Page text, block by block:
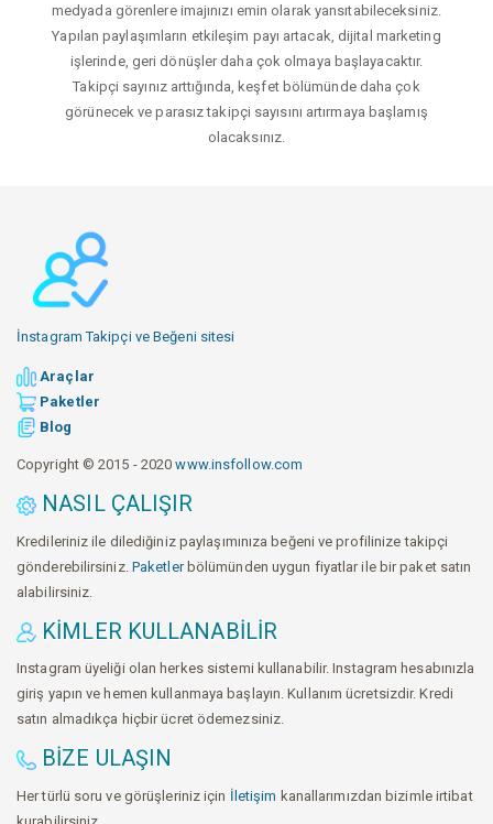
medyada görenlere imajınızı emin olarak yansıtabileceksiniz.
Yapılan paylaşımların etkileşim payı artacak, dijital marketing
işlerinde, geri dönüşler daha çok olmaya başlayacaktır.
Takipçi sayınız arttığında, keşfet bölümünde daha çok
görünecek ve parasız takipçi sayısını artırmaya başlamış
olacaksınız.
İnstagram Takipçi ve Beğeni sitesi
Araçlar
Paketler
Blog
Copyright © 2015 - 2020www.insfollow.com
NASIL ÇALIŞIR
Kredileriniz ile dilediğiniz paylaşımınıza beğeni ve profilinize takipçi
gönderebilirsiniz. Paketlerbölümünden uygun fiyatlar ile bir paket satın
alabilirsiniz.
KIMLER KULLANABILIR
Instagram üyeliği olan herkes sistemi kullanabilir. Instagram hesabınızla
giriş yapın ve hemen kullanmaya başlayın. Kullanım ücretsizdir. Kredi
satın almadıkça hiçbir ücret ödemezsiniz.
BIZE ULAŞIN
Her türlü soru ve görüşleriniz için İletişim kanallarımızdan bizimle irtibat